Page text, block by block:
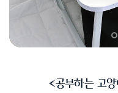
<공부하는 고